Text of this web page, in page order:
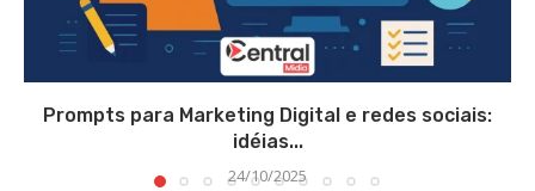
Prompts para Marketing Digital e redes sociais:
idéias...
24/10/2025